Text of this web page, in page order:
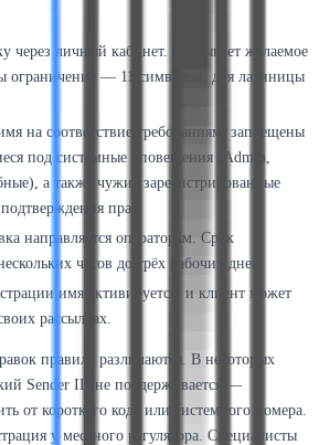
через личный кабинет. Указывает желаемое
ограничение — 11 символов, для латиницы
на соответствие требованиям: запрещены
под системные оповещения (Admin,
а также чужие зарегистрированные
прав.
направляется операторам. Срок
часов до трёх рабочих дней.
имя активируется, и клиент может
рассылках.
правила различаются. В некоторых
Sender ID не поддерживается —
от короткого кода или системного номера.
у местного регулятора. Специалисты